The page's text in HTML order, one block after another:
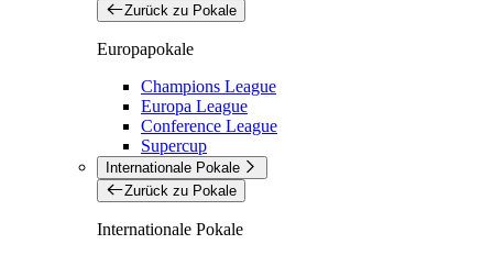
Zurück zu Pokale
Europapokale
Champions League
Europa League
Conference League
Supercup
Internationale Pokale
Zurück zu Pokale
Internationale Pokale